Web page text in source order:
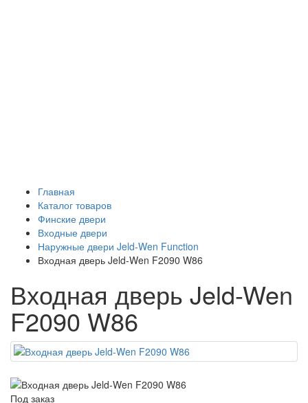
Главная
Каталог товаров
Финские двери
Входные двери
Наружные двери Jeld-Wen Function
Входная дверь Jeld-Wen F2090 W86
Входная дверь Jeld-Wen
F2090 W86
Под заказ